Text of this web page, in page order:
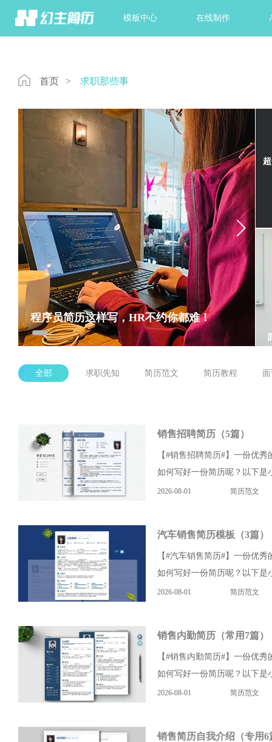
首页 模板中心 在线制作
首页 > 求职那些事
程序员简历这样写，HR不约你都难！
全部 求职先知 简历范文 简历教程
销售招聘简历（5篇）
【#销售招聘简历#】一份优
如何写好一份简历呢？以下是
2026-08-01 简历范文
汽车销售简历模板（3篇）
【#汽车销售简历#】一份优
如何写好一份简历呢？以下是
2026-08-01 简历范文
销售内勤简历（常用7篇）
【#销售内勤简历#】一份优
如何写好一份简历呢？以下是
2026-08-01 简历范文
销售简历自我介绍（专用6